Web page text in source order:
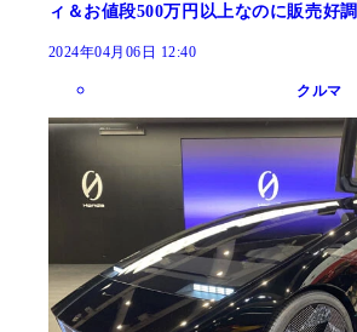
ィ＆お値段500万円以上なのに販売好調
2024年04月06日 12:40
クルマ